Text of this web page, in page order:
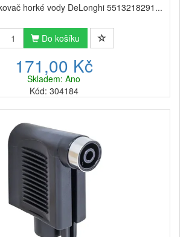
horké vody DeLonghi 5513218291...
Do košíku
171,00 Kč
Skladem: Ano
Kód: 304184